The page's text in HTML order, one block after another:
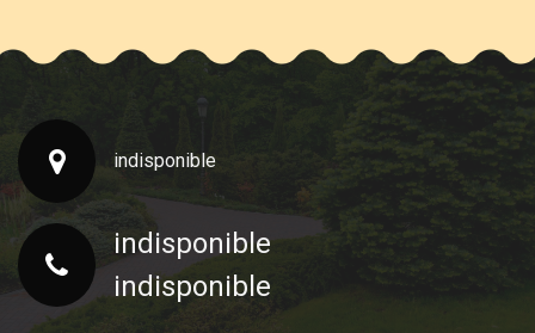
indisponible
indisponible
indisponible